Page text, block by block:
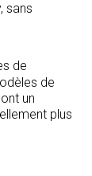
sans
de
de
un
plus